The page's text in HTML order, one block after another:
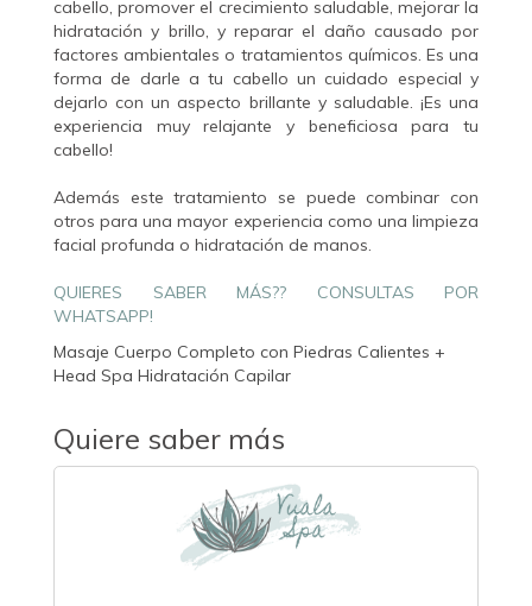
cabello, promover el crecimiento saludable, mejorar la
hidratación y brillo, y reparar el daño causado por
factores ambientales o tratamientos químicos. Es una
forma de darle a tu cabello un cuidado especial y
dejarlo con un aspecto brillante y saludable. ¡Es una
experiencia muy relajante y beneficiosa para tu
cabello!
Además este tratamiento se puede combinar con
otros para una mayor experiencia como una limpieza
facial profunda o hidratación de manos.
QUIERES SABER MÁS?? CONSULTAS POR
WHATSAPP!
Masaje Cuerpo Completo con Piedras Calientes +
Head Spa Hidratación Capilar
Quiere saber más